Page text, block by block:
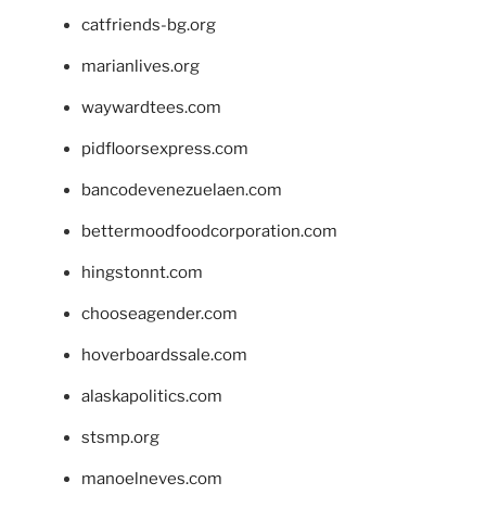
catfriends-bg.org
marianlives.org
waywardtees.com
pidfloorsexpress.com
bancodevenezuelaen.com
bettermoodfoodcorporation.com
hingstonnt.com
chooseagender.com
hoverboardssale.com
alaskapolitics.com
stsmp.org
manoelneves.com